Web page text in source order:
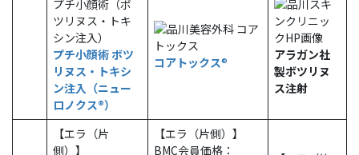
プチ小顔術 ボツ
リヌス・トキシ
ン注入（ニュー
ロノクス®）
コアトックス®
アラガン社
製ボツリヌ
ス注射
【エラ（片
側）】
【エラ（片側）】
BMC会員価格：